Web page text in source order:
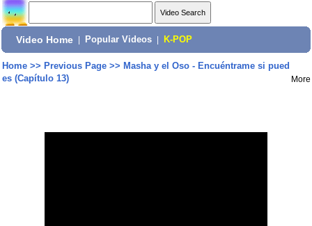
Video Home Popular Videos K-POP
Home>> Previous Page>> Masha y el Oso - Encuéntrame si pued
es (Capítulo 13)
More